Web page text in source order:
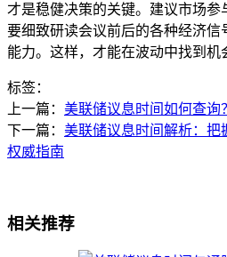
才是稳健决策的关键。建议市场参
要细致研读会议前后的各种经济信
能力。这样，才能在波动中找到机
标签：
上一篇： 美联储议息时间如何查询？
下一篇： 美联储议息时间解析：把
权威指南
相关推荐